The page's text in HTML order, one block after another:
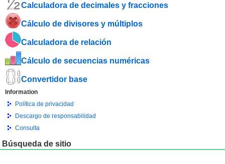
Calculadora de decimales y fracciones
Cálculo de divisores y múltiplos
Calculadora de relación
Cálculo de secuencias numéricas
Convertidor base
Information
Política de privacidad
Descargo de responsabilidad
Consulta
Búsqueda de sitio